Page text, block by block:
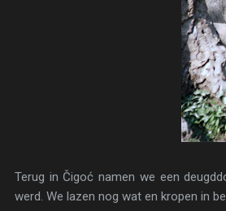
Terug in Čigoć namen we een
werd. We lazen nog wat en kropen in